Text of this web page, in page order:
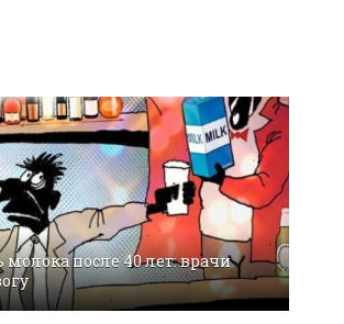
мoлoкa пocлe 40 лeт: врaчи